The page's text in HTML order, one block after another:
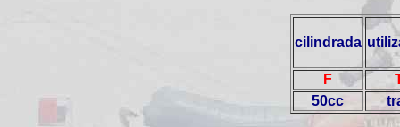
cilindrada
F
50cc